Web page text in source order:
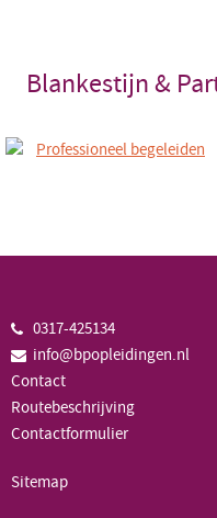
Blankestijn &
0317-425134
info@bpopleidingen.nl
Contact
Routebeschrijving
Contactformulier
Sitemap